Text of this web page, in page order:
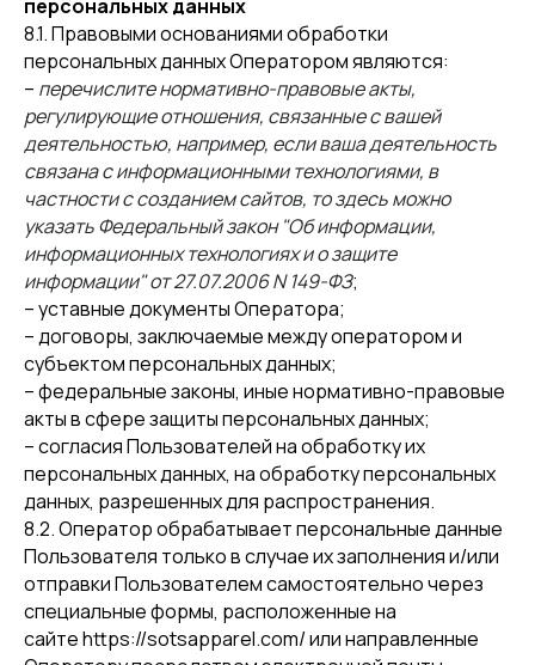
персональных данных
8.1. Правовыми основаниями обработки
персональных данных Оператором являются:
– перечислите нормативно-правовые акты,
регулирующие отношения, связанные с вашей
деятельностью, например, если ваша деятельность
связана с информационными технологиями, в
частности с созданием сайтов, то здесь можно
указать Федеральный закон "Об информации,
информационных технологиях и о защите
информации" от 27.07.2006 N 149-ФЗ;
– уставные документы Оператора;
– договоры, заключаемые между оператором и
субъектом персональных данных;
– федеральные законы, иные нормативно-правовые
акты в сфере защиты персональных данных;
– согласия Пользователей на обработку их
персональных данных, на обработку персональных
данных, разрешенных для распространения.
8.2. Оператор обрабатывает персональные данные
Пользователя только в случае их заполнения и/или
отправки Пользователем самостоятельно через
специальные формы, расположенные на
сайте https://sotsapparel.com/ или направленные